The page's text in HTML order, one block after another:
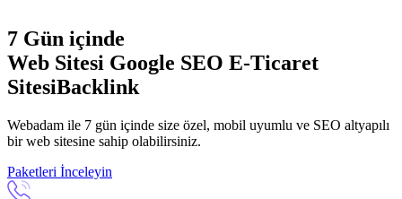
7 Gün içinde
Web Sitesi Google SEO E-Ticaret
SitesiBacklink
Webadam ile 7 gün içinde size özel, mobil uyumlu ve SEO altyapılı
bir web sitesine sahip olabilirsiniz.
Paketleri İnceleyin